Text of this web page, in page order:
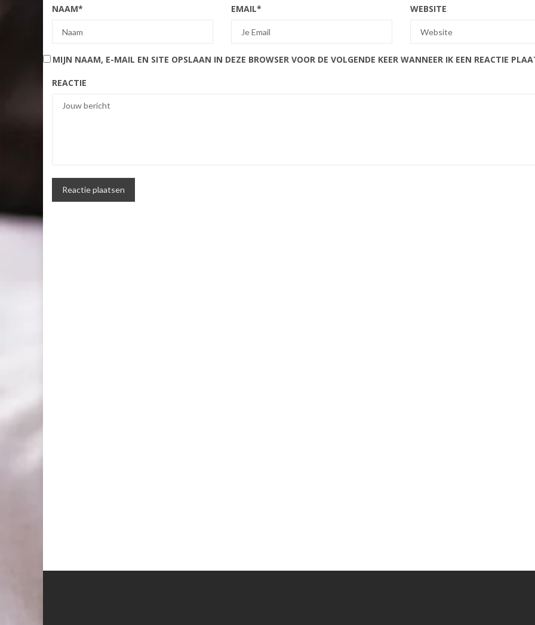
NAAM* EMAIL* WEBSITE
MIJN NAAM, E-MAIL EN SITE OPSLAAN IN DEZE BROWSER VOOR DE VOLGENDE KEER WANNEER IK EEN REACTIE
REACTIE